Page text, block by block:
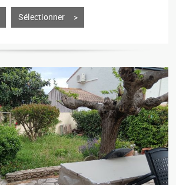
Sélectionner >